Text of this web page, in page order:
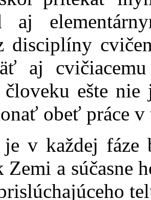
aj
disciplíny
aj
ešte nie
obeť práce
v každej fáze
Zemi a súčasne